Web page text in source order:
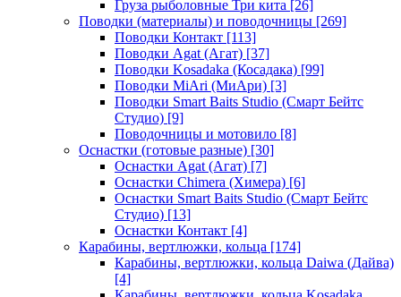
Груза рыболовные Три кита [26]
Поводки (материалы) и поводочницы [269]
Поводки Контакт [113]
Поводки Agat (Агат) [37]
Поводки Kosadaka (Косадака) [99]
Поводки MiAri (МиАри) [3]
Поводки Smart Baits Studio (Смарт Бейтс
Студио) [9]
Поводочницы и мотовило [8]
Оснастки (готовые разные) [30]
Оснастки Agat (Агат) [7]
Оснастки Chimera (Химера) [6]
Оснастки Smart Baits Studio (Смарт Бейтс
Студио) [13]
Оснастки Контакт [4]
Карабины, вертлюжки, кольца [174]
Карабины, вертлюжки, кольца Daiwa (Дайва)
[4]